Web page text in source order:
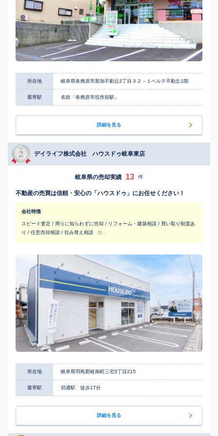
所在地 岐阜県各務原市那加不動丘2丁目３２－１ベルテ不動丘1階
最寄駅 名鉄「各務原市役所前駅」
詳細を見る
デイライフ株式会社 ハウスドゥ岐阜東店
岐阜県の売却実績 13 件
不動産の売買は信頼・安心の「ハウスドゥ」にお任せください！
会社特徴
スピード査定 / 周りに知られずに売却 / リフォーム・建築相談 / 買い取り制度あ
り / 任意売却相談 / 住み替え相談
他...
所在地 岐阜県羽島郡岐南町三宅5丁目215
最寄駅 切通駅 徒歩17分
詳細を見る